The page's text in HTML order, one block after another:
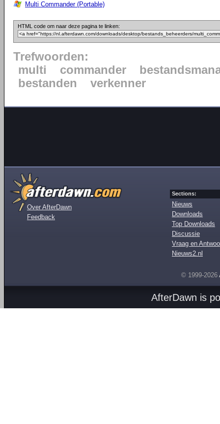
Multi Commander (Portable)
HTML code om naar deze pagina te linken:
Trefwoorden:
multi
commander
bestanden
verkenner
Over AfterDawn
Feedback
Sections:
Nieuws
Downloads
Top Downloads
Discussie
Vraag en
Nieuws2.nl
© 1999-2026
AfterDawn is